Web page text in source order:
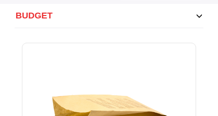
BUDGET